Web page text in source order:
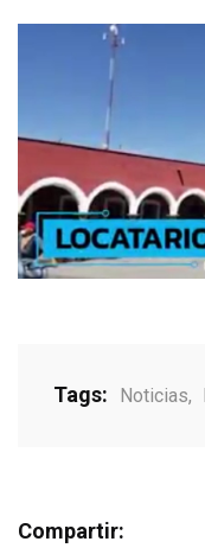
Tags: Noticias,
Compartir: